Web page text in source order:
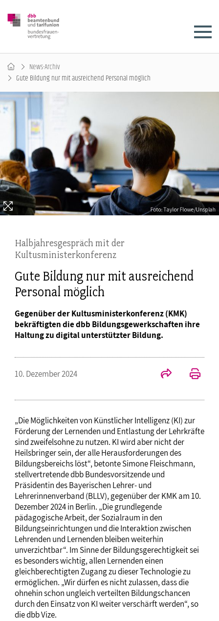
News-Archiv
Gute Bildung nur mit ausreichend Personal möglich
Halbjahresgespräch mit der
Kultusministerkonferenz
Gute Bildung nur mit ausreichend
Personal möglich
Gegenüber der Kultusministerkonferenz (KMK)
bekräftigten die dbb Bildungsgewerkschaften ihre
Haltung zu digital unterstützter Bildung.
10. Dezember 2024
„Die Möglichkeiten von Künstlicher Intelligenz (KI) zur
Förderung der Lernenden und Entlastung der Lehrkräfte
sind zweifelsohne zu nutzen. KI wird aber nicht der
Heilsbringer sein, der alle Herausforderungen des
Bildungsbereichs löst“, betonte Simone Fleischmann,
stellvertretende dbb Bundesvorsitzende und
Präsidentin des Bayerischen Lehrer- und
Lehrerinnenverband (BLLV), gegenüber der KMK am 10.
Dezember 2024 in Berlin. „Die grundlegende
pädagogische Arbeit, der Sozialraum in den
Bildungseinrichtungen und die Interaktion zwischen
Lehrenden und Lernenden bleiben weiterhin
unverzichtbar“. Im Sinne der Bildungsgerechtigkeit sei
es besonders wichtig, allen Lernenden einen
gleichberechtigten Zugang zu dieser Technologie zu
ermöglichen. „Wir dürfen es nicht zulassen, dass die
ohnehin schon ungleich verteilten Bildungschancen
durch den Einsatz von KI weiter verschärft werden“, so
die dbb Vize.